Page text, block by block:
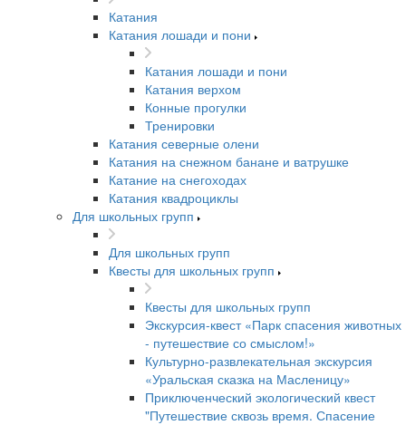
Катания
Катания лошади и пони
Катания лошади и пони
Катания верхом
Конные прогулки
Тренировки
Катания северные олени
Катания на снежном банане и ватрушке
Катание на снегоходах
Катания квадроциклы
Для школьных групп
Для школьных групп
Квесты для школьных групп
Квесты для школьных групп
Экскурсия-квест «Парк спасения животных
- путешествие со смыслом!»
Культурно-развлекательная экскурсия
«Уральская сказка на Масленицу»
Приключенческий экологический квест
"Путешествие сквозь время. Спасение